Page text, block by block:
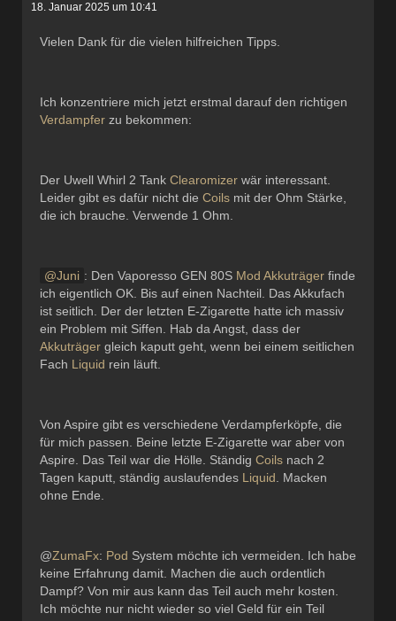
18. Januar 2025 um 10:41
Vielen Dank für die vielen hilfreichen Tipps.
Ich konzentriere mich jetzt erstmal darauf den richtigen
Verdampfer zu bekommen:
Der Uwell Whirl 2 Tank Clearomizer wär interessant.
Leider gibt es dafür nicht die Coils mit der Ohm Stärke,
die ich brauche. Verwende 1 Ohm.
Juni : Den Vaporesso GEN 80S Mod Akkuträger finde
ich eigentlich OK. Bis auf einen Nachteil. Das Akkufach
ist seitlich. Der der letzten E-Zigarette hatte ich massiv
ein Problem mit Siffen. Hab da Angst, dass der
Akkuträger gleich kaputt geht, wenn bei einem seitlichen
Fach Liquid rein läuft.
Von Aspire gibt es verschiedene Verdampferköpfe, die
für mich passen. Beine letzte E-Zigarette war aber von
Aspire. Das Teil war die Hölle. Ständig Coils nach 2
Tagen kaputt, ständig auslaufendes Liquid. Macken
ohne Ende.
@ZumaFx: Pod System möchte ich vermeiden. Ich habe
keine Erfahrung damit. Machen die auch ordentlich
Dampf? Von mir aus kann das Teil auch mehr kosten.
Ich möchte nur nicht wieder so viel Geld für ein Teil